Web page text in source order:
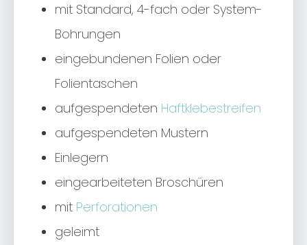
mit Standard, 4-fach oder System-
Bohrungen
eingebundenen Folien oder
Folientaschen
aufgespendeten Haftklebestreifen
aufgespendeten Mustern
Einlegern
eingearbeiteten Broschüren
mit Perforationen
geleimt
Externe Medien (1)
Inhalte von Videoplattformen und Social-Media-Plattformen
Medien akzeptiert werden, bedarf der Zugriff auf diese Inhalte
Cookie-Informationen anzeigen
Datenschutzerklärung Impressum